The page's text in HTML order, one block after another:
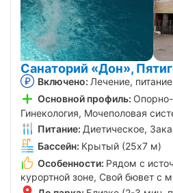
Санаторий «Дон»,
Включено: Лечение,
Основной профиль: Опорно-
Гинекология, Мочеполовая
Питание: Диетическое,
Бассейн: Крытый (25х7 м)
Особенности: Рядом с
курортной зоне, Свой бювет с